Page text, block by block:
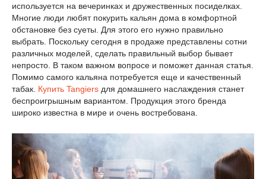
используется на вечеринках и дружественных посиделках.
Многие люди любят покурить кальян дома в комфортной
обстановке без суеты. Для этого его нужно правильно
выбрать. Поскольку сегодня в продаже представлены сотни
различных моделей, сделать правильный выбор бывает
непросто. В таком важном вопросе и поможет данная статья.
Помимо самого кальяна потребуется еще и качественный
табак. Купить Tangiers для домашнего наслаждения станет
беспроигрышным вариантом. Продукция этого бренда
широко известна в мире и очень востребована.